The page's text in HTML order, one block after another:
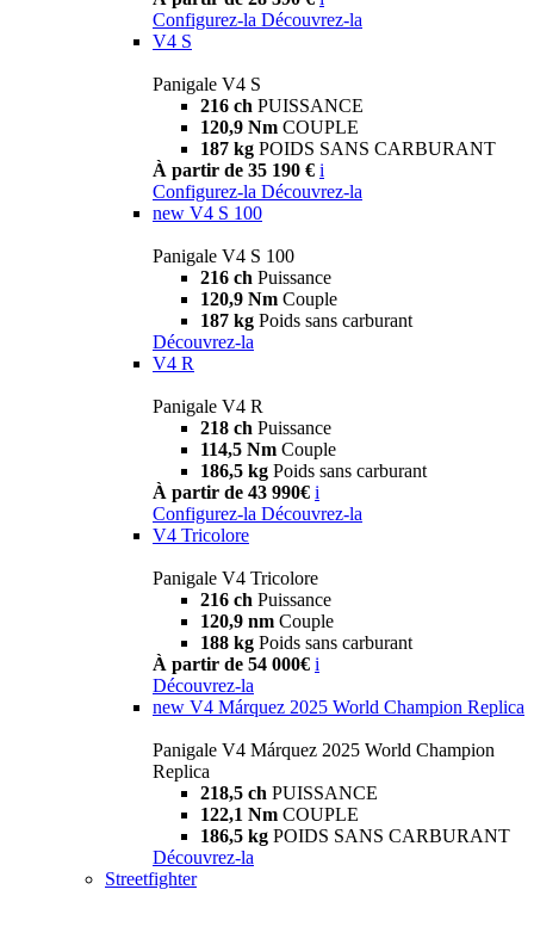
Configurez-la Découvrez-la
V4 S
Panigale V4 S
216 ch PUISSANCE
120,9 Nm COUPLE
187 kg POIDS SANS CARBURANT
À partir de 35 190 € i
Configurez-la Découvrez-la
new V4 S 100
Panigale V4 S 100
216 ch Puissance
120,9 Nm Couple
187 kg Poids sans carburant
Découvrez-la
V4 R
Panigale V4 R
218 ch Puissance
114,5 Nm Couple
186,5 kg Poids sans carburant
À partir de 43 990€ i
Configurez-la Découvrez-la
V4 Tricolore
Panigale V4 Tricolore
216 ch Puissance
120,9 nm Couple
188 kg Poids sans carburant
À partir de 54 000€ i
Découvrez-la
new V4 Márquez 2025 World Champion Replica
Panigale V4 Márquez 2025 World Champion
Replica
218,5 ch PUISSANCE
122,1 Nm COUPLE
186,5 kg POIDS SANS CARBURANT
Découvrez-la
Streetfighter